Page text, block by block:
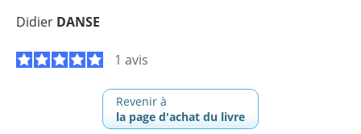
Didier DANSE
1 avis
Revenir à
la page d'achat du livre